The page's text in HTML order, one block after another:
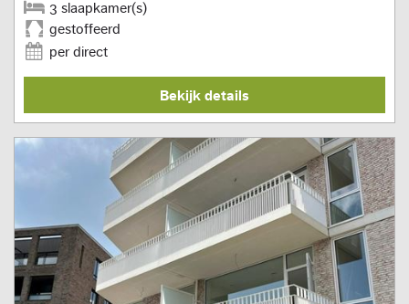
3 slaapkamer(s)
gestoffeerd
per direct
Bekijk details